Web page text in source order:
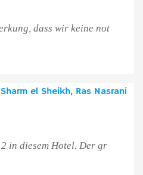
dass wir keine not
el Sheikh, Ras Nasrani
in diesem Hotel. Der gr